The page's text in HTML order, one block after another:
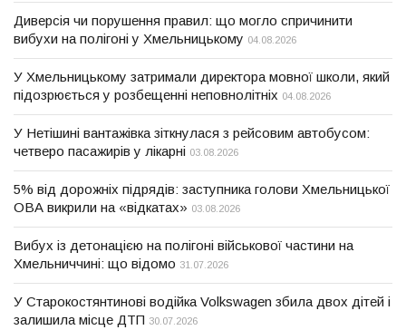
Диверсія чи порушення правил: що могло спричинити
вибухи на полігоні у Хмельницькому 04.08.2026
У Хмельницькому затримали директора мовної школи, який
підозрюється у розбещенні неповнолітніх 04.08.2026
У Нетішині вантажівка зіткнулася з рейсовим автобусом:
четверо пасажирів у лікарні 03.08.2026
5% від дорожніх підрядів: заступника голови Хмельницької
ОВА викрили на «відкатах» 03.08.2026
Вибух із детонацією на полігоні військової частини на
Хмельниччині: що відомо 31.07.2026
У Старокостянтинові водійка Volkswagen збила двох дітей і
залишила місце ДТП 30.07.2026